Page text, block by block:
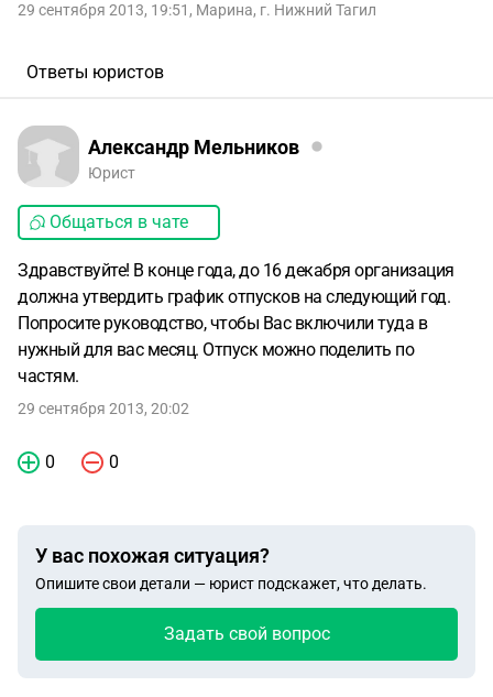
29 сентября 2013, 19:51 , Марина, г. Нижний Тагил
Ответы юристов
Александр Мельников
Юрист
Общаться в чате
Здравствуйте! В конце года, до 16 декабря организация
должна утвердить график отпусков на следующий год.
Попросите руководство, чтобы Вас включили туда в
нужный для вас месяц. Отпуск можно поделить по
частям.
29 сентября 2013, 20:02
0 0
У вас похожая ситуация?
Опишите свои детали — юрист подскажет, что делать.
Задать свой вопрос